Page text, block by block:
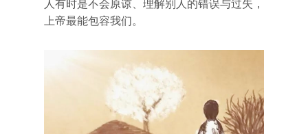
人有时是不会原谅、理解别人的错误与过失，
上帝最能包容我们。